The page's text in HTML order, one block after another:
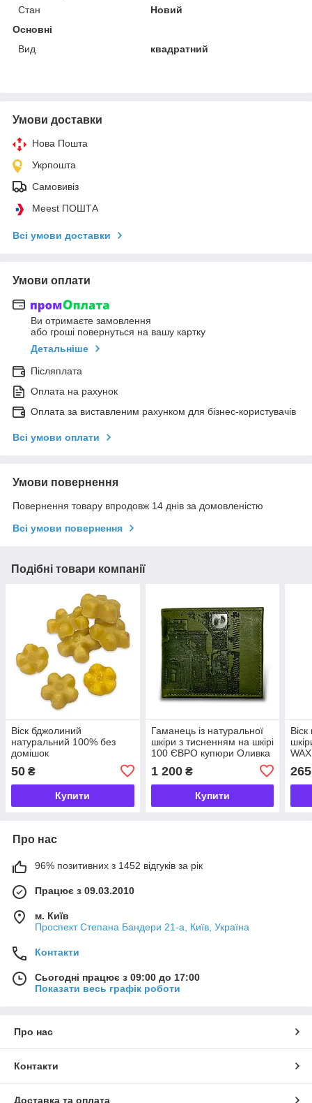
Стан
Новий
Основні
Вид
квадратний
Умови доставки
Нова Пошта
Укрпошта
Самовивіз
Meest ПОШТА
Всі умови доставки
Умови оплати
Ви отримаєте замовлення
або гроші повернуться на вашу картку
Детальніше
Післяплата
Оплата на рахунок
Оплата за виставленим рахунком для бізнес-користувачів
Всі умови оплати
Умови повернення
Повернення товару впродовж 14 днів за домовленістю
Всі умови повернення
Подібні товари компанії
Віск бджолиний
натуральний 100% без
домішок
50 ₴
Купити
Гаманець із натуральної
шкіри з тисненням на шкірі
100 ЄВРО купюри Оливка
1 200₴
Купити
265
Про нас
96% позитивних з 1452 відгуків за рік
Працює з 09.03.2010
м. Київ
Проспект Степана Бандери 21-а, Київ, Україна
Контакти
Сьогодні працює з 09:00 до 17:00
Показати весь графік роботи
Про нас
Контакти
Доставка та оплата